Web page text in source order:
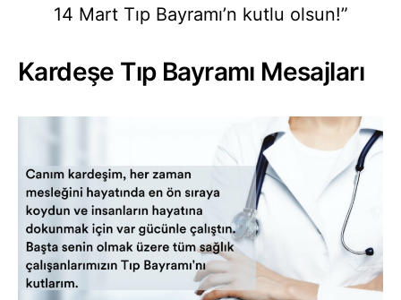
14 Mart Tıp Bayramı’n kutlu olsun!”
Kardeşe Tıp Bayramı Mesajları